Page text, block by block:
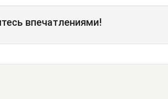
впечатлениями!